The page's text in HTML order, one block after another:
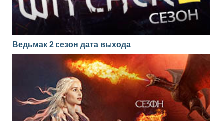
Ведьмак 2 сезон дата выхода